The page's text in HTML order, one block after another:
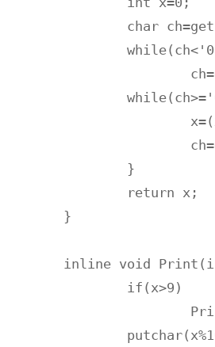
}
inline void